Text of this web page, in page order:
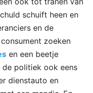
schuift heen en
en de
zoeken
en een beetje
politiek ook eens
dienstauto en